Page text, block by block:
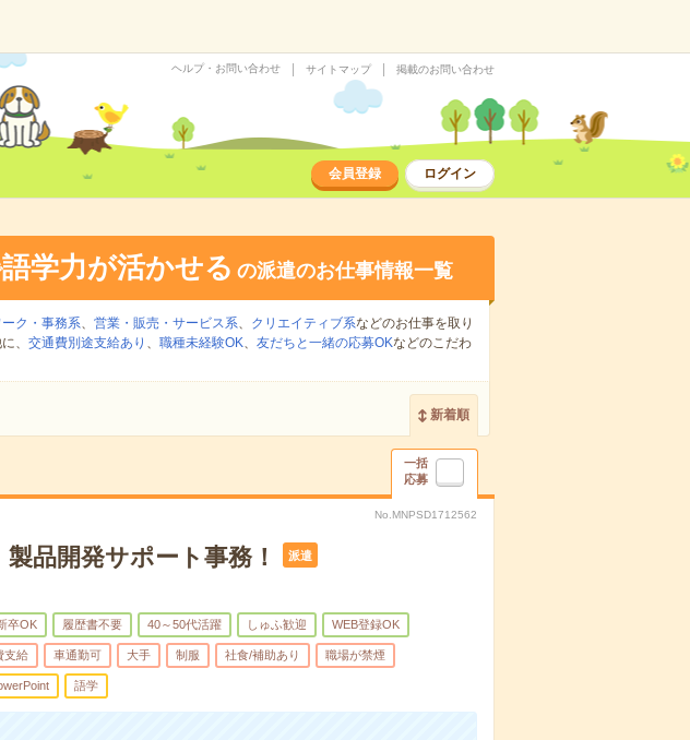
ヘルプ・お問い合わせ サイトマップ 掲載のお問い合わせ
会員登録 ログイン
語学力が活かせる の派遣のお仕事情報一覧
ク・事務系、 営業・販売・サービス系、 クリエイティブ系などのお仕事を取り
、 交通費別途支給あり 、 職種未経験OK、 友だちと一緒の応募OKなどのこだわ
新着順
一括
応募
No.MNPSD1712562
品開発サポート事務！ 派遣
卒OK 履歴書不要 40～50代活躍 しゅふ歓迎 WEB登録OK
支給 車通勤可 大手 制服 社食/補助あり 職場が禁煙
語学